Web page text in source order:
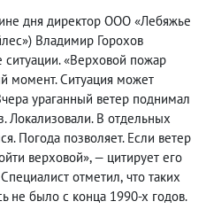
дня директор ООО «Лебяжье
Владимир Горохов
«Верховой пожар
момент. Ситуация может
ураганный ветер поднимал
Локализовали. В отдельных
Погода позволяет. Если ветер
верховой», — цитирует его
отметил, что таких
не было с конца 1990-х годов.